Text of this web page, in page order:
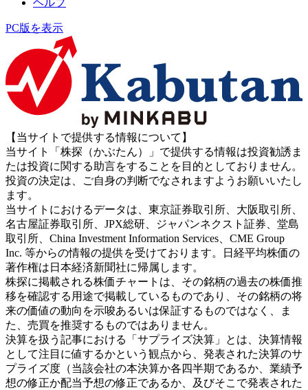
ヘルプ
PC版を表示
【当サイトで提供する情報について】
当サイト「株探（かぶたん）」で提供する情報は投資勧誘ま
たは投資に関する助言をすることを目的としておりません。
投資の決定は、ご自身の判断でなされますようお願いいたし
ます。
当サイトにおけるデータは、東京証券取引所、大阪取引所、
名古屋証券取引所、JPX総研、ジャパンネクスト証券、堂島
取引所、China Investment Information Services、CME Group
Inc. 等からの情報の提供を受けております。日経平均株価の
著作権は日本経済新聞社に帰属します。
株探に掲載される株価チャートは、その銘柄の過去の株価推
移を確認する用途で掲載しているものであり、その銘柄の将
来の価値の動向を示唆あるいは保証するものではなく、ま
た、売買を推奨するものではありません。
決算を扱う記事における「サプライズ決算」とは、決算情報
として注目に値するかという観点から、発表された決算のサ
プライズ度（当該会社の本決算か各四半期であるか、業績予
想の修正か配当予想の修正であるか、及びそこで発表された